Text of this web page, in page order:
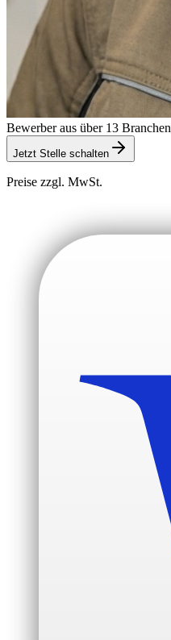
Bewerber aus über 13 Branchen
Jetzt Stelle schalten
Preise zzgl. MwSt.